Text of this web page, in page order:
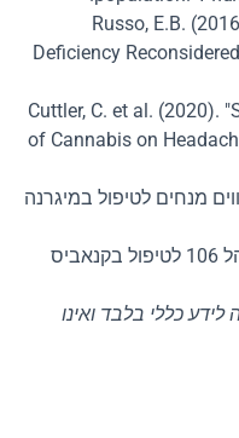
Russo, E.B.
Deficiency
Cuttler, C. et al. (2020).
of Cannabis on
מנחים לטיפול במיגרנה
משרד הבריאות הישראלי — נוהל 106 לטיפול בקנאביס
כללי בלבד ואינו